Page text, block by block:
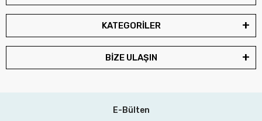
KATEGORİLER
BİZE ULAŞIN
E-Bülten